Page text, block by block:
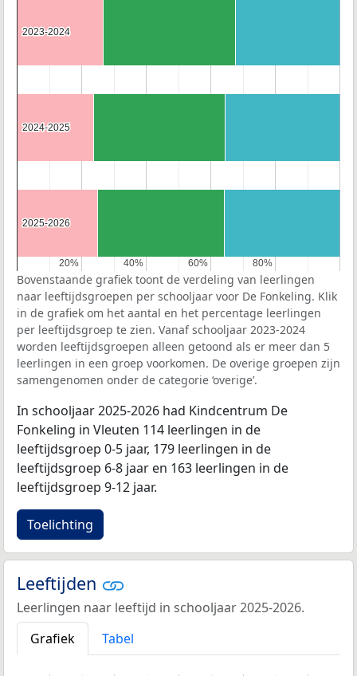
20%
20% 40%
40% 60%
60% 80%
80%
2023-2024
2023-2024
2024-2025
2024-2025
2025-2026
2025-2026
Bovenstaande grafiek toont de verdeling van leerlingen
naar leeftijdsgroepen per schooljaar voor De Fonkeling. Klik
in de grafiek om het aantal en het percentage leerlingen
per leeftijdsgroep te zien. Vanaf schooljaar 2023-2024
worden leeftijdsgroepen alleen getoond als er meer dan 5
leerlingen in een groep voorkomen. De overige groepen zijn
samengenomen onder de categorie ‘overige’.
In schooljaar 2025-2026 had Kindcentrum De
Fonkeling in Vleuten 114 leerlingen in de
leeftijdsgroep 0-5 jaar, 179 leerlingen in de
leeftijdsgroep 6-8 jaar en 163 leerlingen in de
leeftijdsgroep 9-12 jaar.
Toelichting
Leeftijden
Leerlingen naar leeftijd in schooljaar 2025-2026.
Grafiek
Tabel